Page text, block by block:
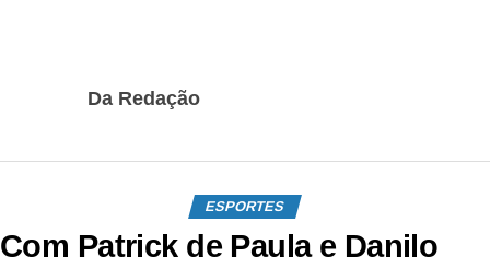
Da Redação
ESPORTES
Com Patrick de Paula e Danilo